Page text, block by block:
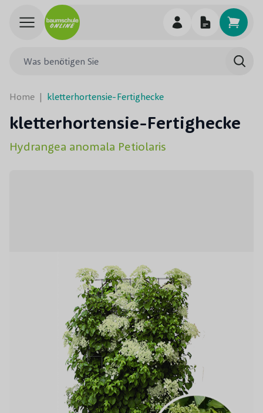
Skip to Content
Home | kletterhortensie-Fertighecke
kletterhortensie-Fertighecke
Hydrangea anomala Petiolaris